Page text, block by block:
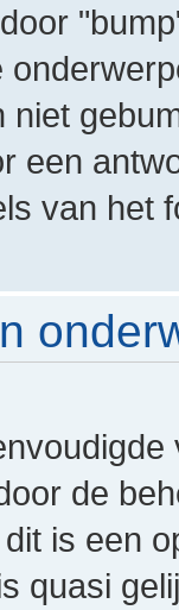
niet
een
van het
de
is een
quasi